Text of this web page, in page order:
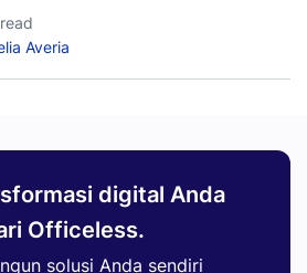
Averia
digital Anda
Officeless.
solusi Anda sendiri